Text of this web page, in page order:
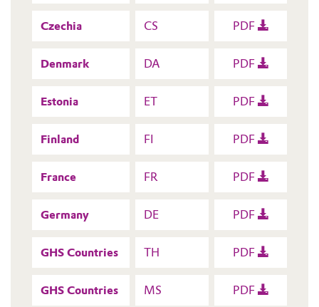
Czechia CS PDF
Denmark DA PDF
Estonia ET PDF
Finland FI PDF
France FR PDF
Germany DE PDF
GHS Countries TH PDF
GHS Countries MS PDF